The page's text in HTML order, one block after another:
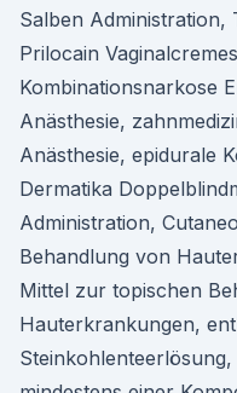
Salben Administration,
Prilocain
Kombinationsnarkose
Anästhesie,
Anästhesie, epidurale
Dermatika
Administration,
Behandlung von
Mittel zur topischen
Hauterkrankungen,